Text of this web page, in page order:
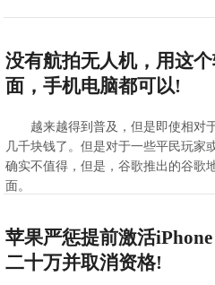
没有航拍无人机，用这
面，手机电脑都可以!
越来越得到普及，但是即使相对
几千块钱了。但是对于一些平民玩家
确实不值得，但是，谷歌推出的谷歌
面。
苹果严惩提前激活
二十万并取消资格!